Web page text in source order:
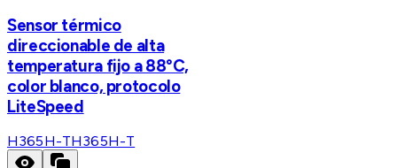
Sensor térmico
direccionable de alta
temperatura fijo a 88°C,
color blanco, protocolo
LiteSpeed
H365H-TH365H-T